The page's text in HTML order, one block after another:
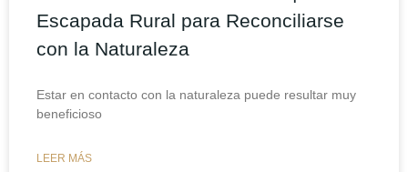
Escapada Rural para Reconciliarse
con la Naturaleza
Estar en contacto con la naturaleza puede resultar muy
beneficioso
LEER MÁS